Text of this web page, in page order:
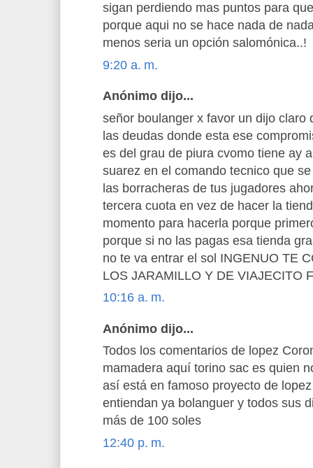
sigan perdiendo mas puntos para
porque aqui no se hace nada de
menos seria un opción salomónica..!
9:20 a. m.
Anónimo dijo...
señor boulanger x favor un dijo claro
las deudas donde esta ese
es del grau de piura cvomo tiene ay
suarez en el comando tecnico que
las borracheras de tus jugadores
tercera cuota en vez de hacer la
momento para hacerla porque
porque si no las pagas esa tienda
no te va entrar el sol INGENUO TE
LOS JARAMILLO Y DE VIAJECITO
10:16 a. m.
Anónimo dijo...
Todos los comentarios de lopez
mamadera aquí torino sac es quien
así está en famoso proyecto de
entiendan ya bolanguer y todos sus
más de 100 soles
12:40 p. m.